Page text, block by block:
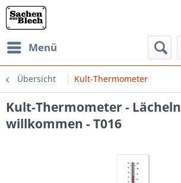
Menü
Übersicht Kult-Thermometer
Kult-Thermometer - Lächeln
willkommen - T016